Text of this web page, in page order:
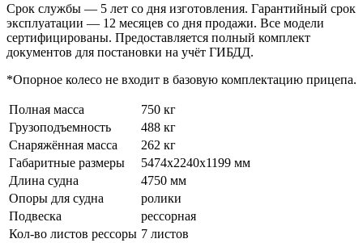
Срок службы — 5 лет со дня изготовления. Гарантийный срок
эксплуатации — 12 месяцев со дня продажи. Все модели
сертифицированы. Предоставляется полный комплект
документов для постановки на учёт ГИБДД.
*Опорное колесо не входит в базовую комплектацию прицепа.
Полная масса
750 кг
Грузоподъемность
488 кг
Снаряжённая масса
262 кг
Габаритные размеры
5474х2240х1199 мм
Длина судна
4750 мм
Опоры для судна
ролики
Подвеска
рессорная
Кол-во листов рессоры 7 листов